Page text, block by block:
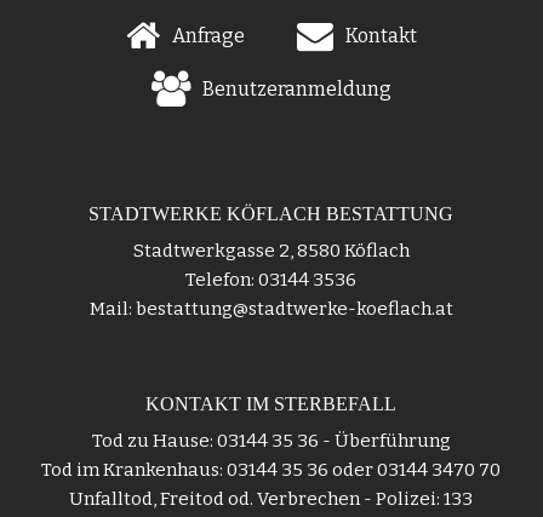
Anfrage Kontakt
Benutzeranmeldung
STADTWERKE KÖFLACH BESTATTUNG
Stadtwerkgasse 2, 8580 Köflach
Telefon: 03144 3536
Mail: bestattung@stadtwerke-koeflach.at
KONTAKT IM STERBEFALL
Tod zu Hause: 03144 35 36 - Überführung
Tod im Krankenhaus: 03144 35 36 oder 03144 3470 70
Unfalltod, Freitod od. Verbrechen - Polizei: 133